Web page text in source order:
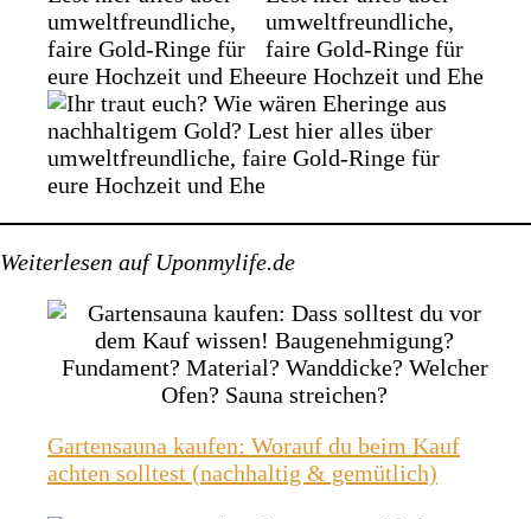
Weiterlesen auf Uponmylife.de
Gartensauna kaufen: Worauf du beim Kauf
achten solltest (nachhaltig & gemütlich)